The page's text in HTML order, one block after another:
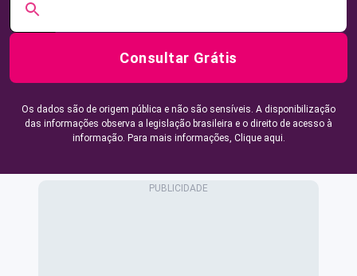
Consultar Grátis
Os dados são de origem pública e não são sensíveis. A disponibilização
das informações observa a legislação brasileira e o direito de acesso à
informação. Para mais informações, Clique aqui.